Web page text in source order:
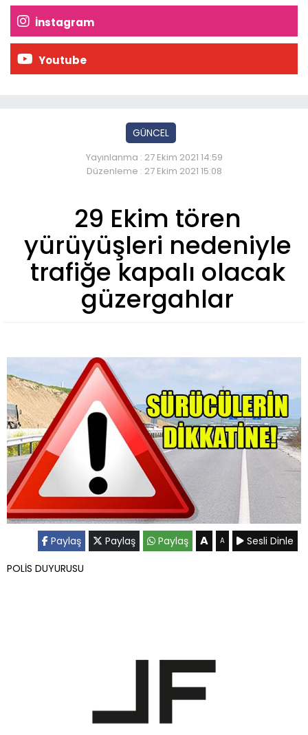
İnstagram
Youtube
GÜNCEL
Yayınlanma : 27 Ekim 2021 14:59
Düzenleme : 27 Ekim 2021 15:08
29 Ekim tören
yürüyüşleri nedeniyle
trafiğe kapalı olacak
güzergahlar
Paylaş Paylaş Paylaş A A
Sesli Dinle
POLİS DUYURUSU